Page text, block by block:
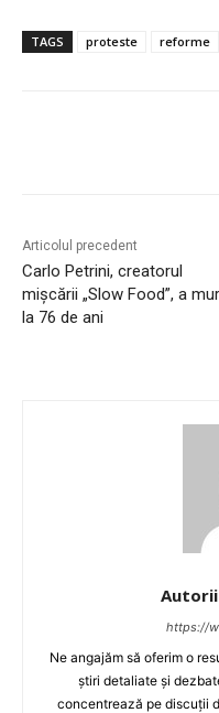
TAGS proteste reforme
Articolul precedent
Carlo Petrini, creatorul
mișcării „Slow Food”, a
la 76 de ani
https://
Ne angajăm să oferim o
știri detaliate și
concentrează pe discuții